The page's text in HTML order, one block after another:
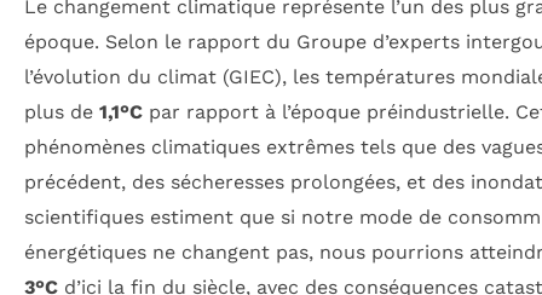
Le changement climatique représente l’un des plus
époque. Selon le rapport du Groupe d’experts
l’évolution du climat (GIEC), les températures
plus de 1,1°C par rapport à l’époque préindustrielle.
phénomènes climatiques extrêmes tels que des
précédent, des sécheresses prolongées, et des
scientifiques estiment que si notre mode de
énergétiques ne changent pas, nous pourrions
3°C d’ici la fin du siècle, avec des conséquences